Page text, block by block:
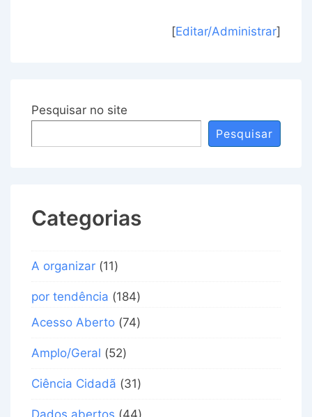
[Editar/Administrar]
Pesquisar no site
Pesquisar
Categorias
A organizar (11)
por tendência (184)
Acesso Aberto (74)
Amplo/Geral (52)
Ciência Cidadã (31)